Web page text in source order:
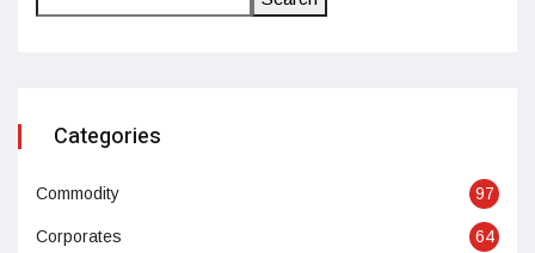
Categories
Commodity 97
Corporates 64